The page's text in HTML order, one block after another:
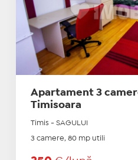
Apartament 3
Timisoara
Timis - SAGULUI
3 camere, 80 mp utili